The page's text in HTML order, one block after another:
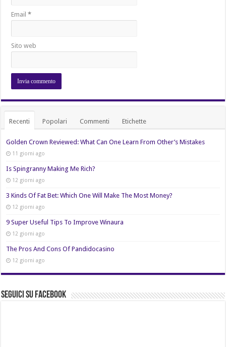
Email*
Sito web
Recenti Popolari Commenti Etichette
Golden Crown Reviewed: What Can One Learn From Other’s Mistakes
11 giorni ago
Is Spingranny Making Me Rich?
12 giorni ago
3 Kinds Of Fat Bet: Which One Will Make The Most Money?
12 giorni ago
9 Super Useful Tips To Improve Winaura
12 giorni ago
The Pros And Cons Of Pandidocasino
12 giorni ago
Seguici su Facebook